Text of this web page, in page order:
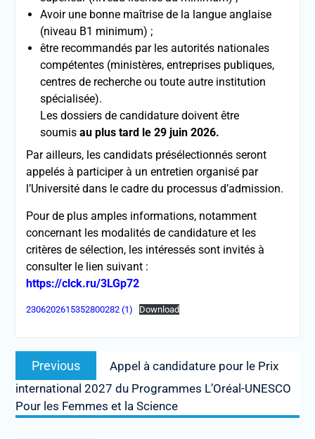
Avoir une bonne maîtrise de la langue anglaise
(niveau B1 minimum) ;
être recommandés par les autorités nationales
compétentes (ministères, entreprises publiques,
centres de recherche ou toute autre institution
spécialisée).
Les dossiers de candidature doivent être
soumis au plus tard le 29 juin 2026.
Par ailleurs, les candidats présélectionnés seront
appelés à participer à un entretien organisé par
l’Université dans le cadre du processus d’admission.
Pour de plus amples informations, notamment
concernant les modalités de candidature et les
critères de sélection, les intéressés sont invités à
consulter le lien suivant :
https://clck.ru/3LGp72
2306202615352800282 (1) Download
Post
navigation
Previous
Previous
post:
Appel à candidature pour le Prix
international 2027 du Programmes L’Oréal-UNESCO
Pour les Femmes et la Science